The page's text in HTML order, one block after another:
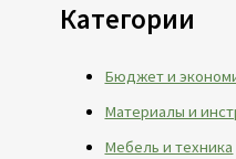
Категории
Бюджет и
Материалы и
Мебель и техника